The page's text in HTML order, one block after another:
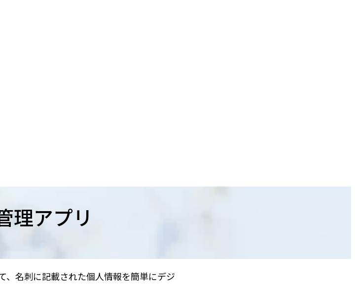
理アプリ
、名刺に記載された個人情報を簡単にデジ